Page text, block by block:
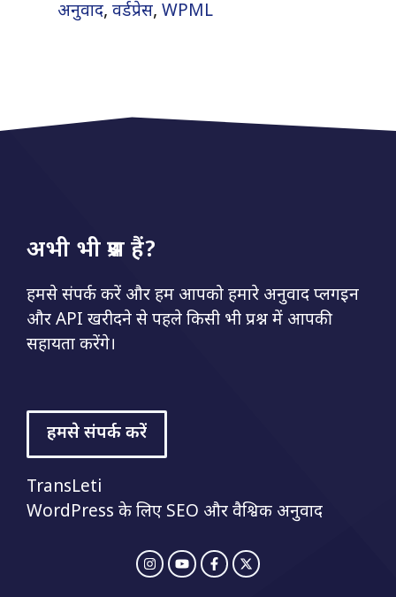
अनुवाद, वर्डप्रेस, WPML
अभी भी प्रश्न हैं?
हमसे संपर्क करें और हम आपको हमारे अनुवाद प्लगइन
और API खरीदने से पहले किसी भी प्रश्न में आपकी
सहायता करेंगे।
हमसे संपर्क करें
TransLeti
WordPress के लिए SEO और वैश्विक अनुवाद